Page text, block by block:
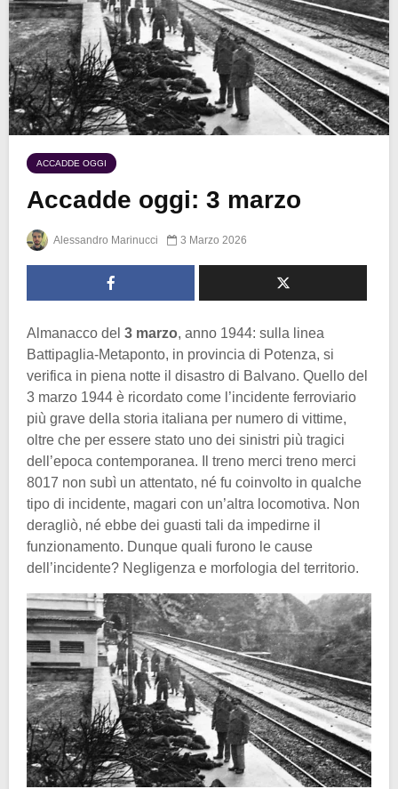
ACCADDE OGGI
Accadde oggi: 3 marzo
Alessandro Marinucci 3 Marzo 2026
Almanacco del 3 marzo, anno 1944: sulla linea
Battipaglia-Metaponto, in provincia di Potenza, si
verifica in piena notte il disastro di Balvano. Quello del
3 marzo 1944 è ricordato come l’incidente ferroviario
più grave della storia italiana per numero di vittime,
oltre che per essere stato uno dei sinistri più tragici
dell’epoca contemporanea. Il treno merci treno merci
8017 non subì un attentato, né fu coinvolto in qualche
tipo di incidente, magari con un’altra locomotiva. Non
deragliò, né ebbe dei guasti tali da impedirne il
funzionamento. Dunque quali furono le cause
dell’incidente? Negligenza e morfologia del territorio.